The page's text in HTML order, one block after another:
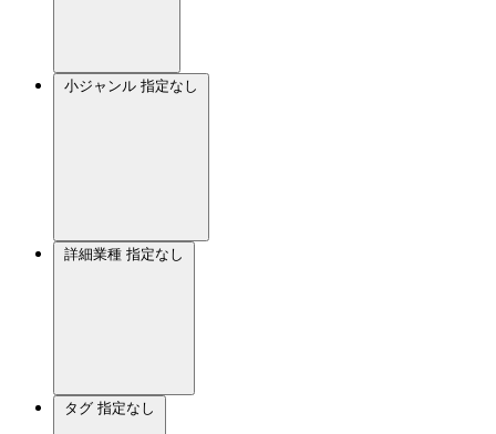
小ジャンル 指定なし
詳細業種 指定なし
タグ 指定なし